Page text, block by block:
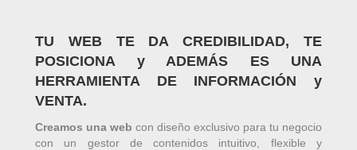
TU WEB TE DA CREDIBILIDAD, TE
POSICIONA y ADEMÁS ES UNA
HERRAMIENTA DE INFORMACIÓN y
VENTA.
Creamos una web con diseño exclusivo para tu negocio
con un gestor de contenidos intuitivo, flexible y